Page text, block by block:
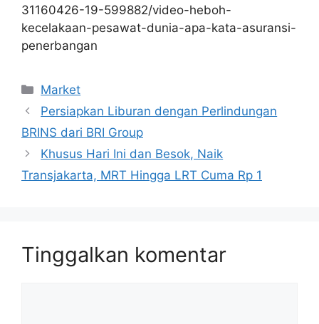
31160426-19-599882/video-heboh-
kecelakaan-pesawat-dunia-apa-kata-asuransi-
penerbangan
Kategori
Market
Persiapkan Liburan dengan Perlindungan
BRINS dari BRI Group
Khusus Hari Ini dan Besok, Naik
Transjakarta, MRT Hingga LRT Cuma Rp 1
Tinggalkan komentar